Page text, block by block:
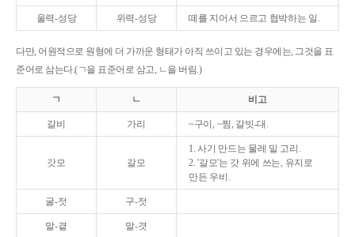
울력-성당 위력-성당 떼를 지어서 으르고 협박하는 일.
다만, 어원적으로 원형에 더 가까운 형태가 아직 쓰이고 있는 경우에는, 그것을 표
준어로 삼는다.(ㄱ을 표준어로 삼고, ㄴ을 버림.)
ㄱ ㄴ 비고
갈비 가리 ~구이, ~찜, 갈빗-대.
갓모 갈모
1. 사기 만드는 물레 밑 고리.
2. '갈모'는 갓 위에 쓰는, 유지로
만든 우비.
굴-젓 구-젓
말-곁 말-겻